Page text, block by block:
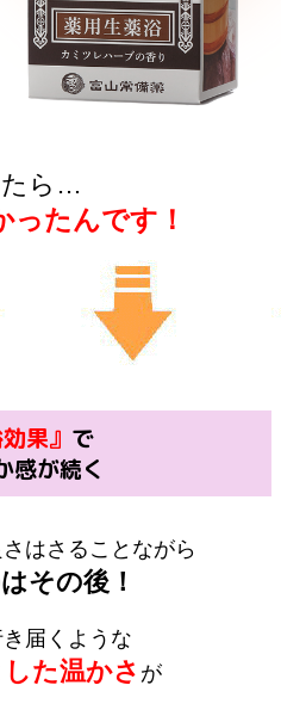
ら…
ったんです！
果』 で
感が続く
はさることながら
その後！
届くような
た温かさ が